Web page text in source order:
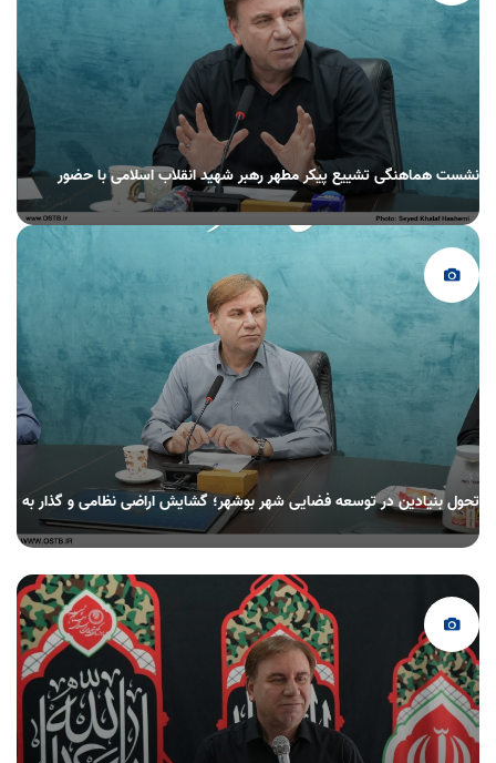
نشست هماهنگی تشییع پیکر مطهر رهبر شهید انقلاب اسلامی با حضور
استاندار بوشهر برگزار شد
تحول بنیادین در توسعه فضایی شهر بوشهر؛ گشایش اراضی نظامی و گذار به
توسعه هوشمند و مبتنی بر دریا